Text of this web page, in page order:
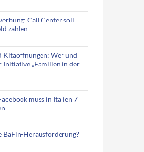
Call Center soll
zahlen
Kitaöffnungen: Wer und
Initiative „Familien in der
muss in Italien 7
BaFin-Herausforderung?